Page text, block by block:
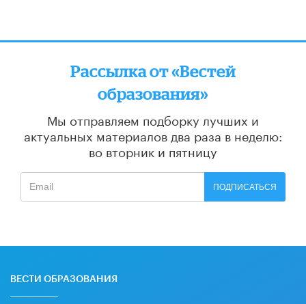
Рассылка от «Вестей
образования»
Мы отправляем подборку лучших и
актуальных материалов два раза в неделю:
во вторник и пятницу
ПОДПИСАТЬСЯ
ВЕСТИ ОБРАЗОВАНИЯ